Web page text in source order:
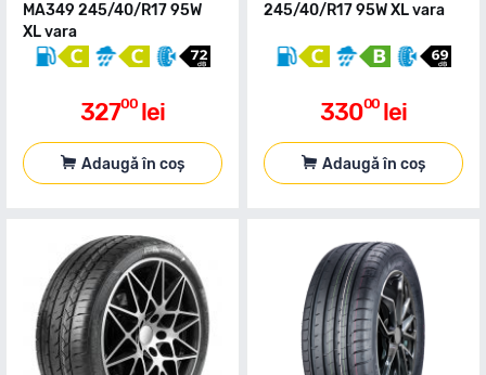
MA349 245/40/R17 95W
XL vara
32700 lei
Adaugă în coș
245/40/R17 95W XL vara
33000 lei
Adaugă în coș